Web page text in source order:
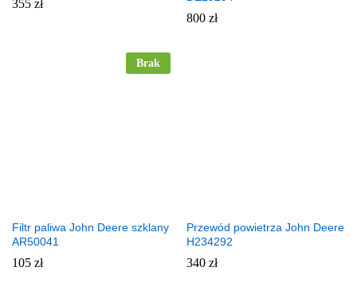
355 zł
800 zł
Brak
Filtr paliwa John Deere szklany
AR50041
105 zł
Przewód powietrza John Deere
H234292
340 zł